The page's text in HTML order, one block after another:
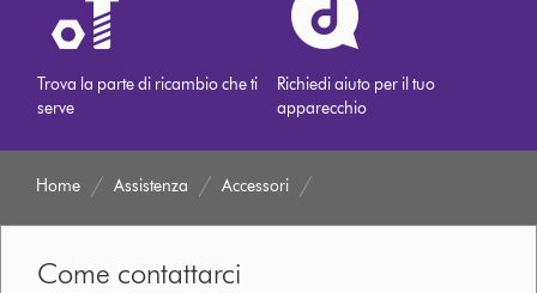
Trova la parte di ricambio che ti
serve
Richiedi aiuto per il tuo
apparecchio
Home Assistenza Accessori
Come contattarci